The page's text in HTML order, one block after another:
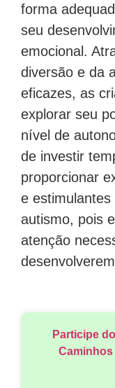
forma
seu
emocional.
diversão e da
eficazes, as
explorar seu
nível de
de investir
proporcionar
e
autismo, pois
atenção
Participe
Caminhos